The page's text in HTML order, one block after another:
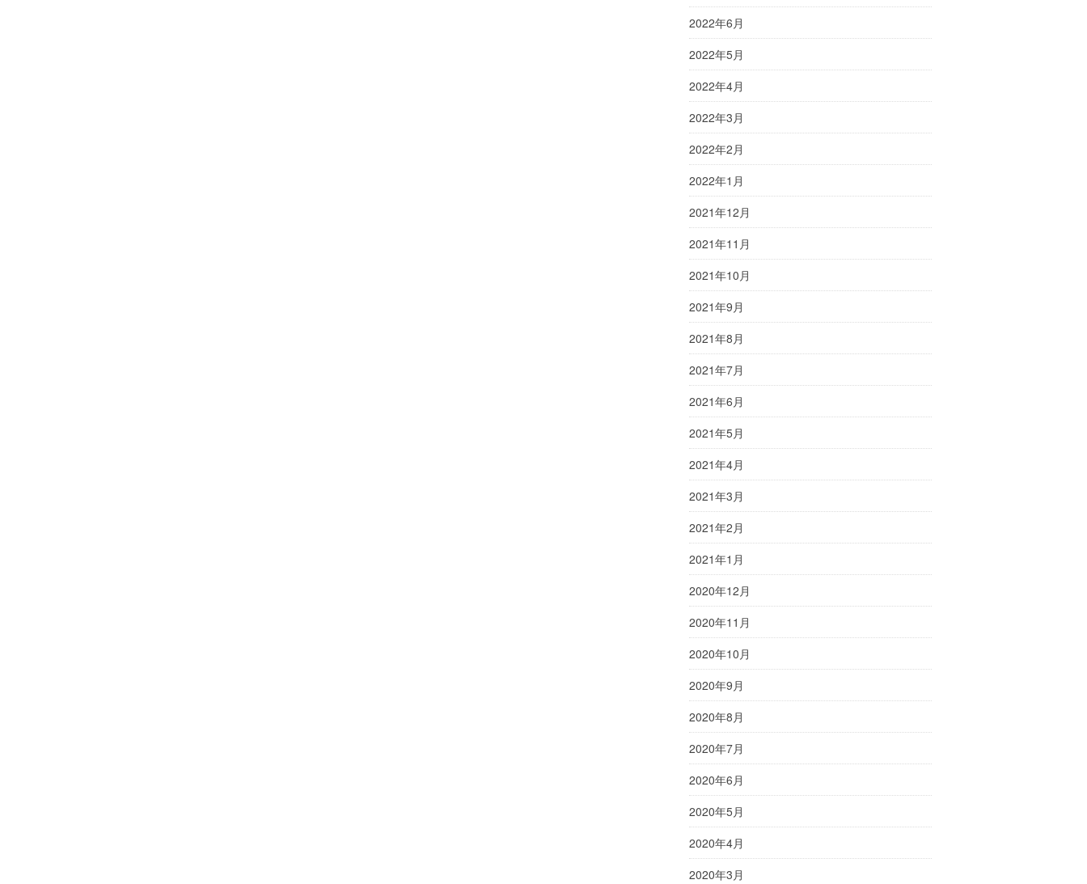
2022年6月
2022年5月
2022年4月
2022年3月
2022年2月
2022年1月
2021年12月
2021年11月
2021年10月
2021年9月
2021年8月
2021年7月
2021年6月
2021年5月
2021年4月
2021年3月
2021年2月
2021年1月
2020年12月
2020年11月
2020年10月
2020年9月
2020年8月
2020年7月
2020年6月
2020年5月
2020年4月
2020年3月